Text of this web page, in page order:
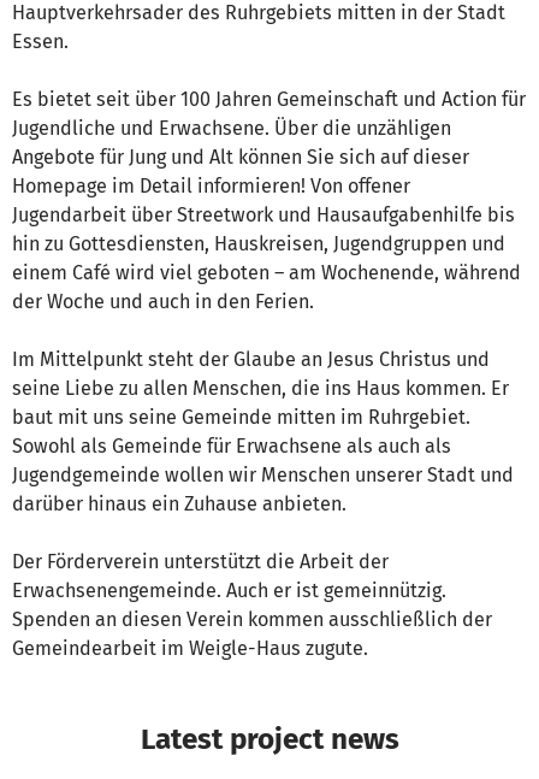
Hauptverkehrsader des Ruhrgebiets mitten in der Stadt
Essen.
Es bietet seit über 100 Jahren Gemeinschaft und Action für
Jugendliche und Erwachsene. Über die unzähligen
Angebote für Jung und Alt können Sie sich auf dieser
Homepage im Detail informieren! Von offener
Jugendarbeit über Streetwork und Hausaufgabenhilfe bis
hin zu Gottesdiensten, Hauskreisen, Jugendgruppen und
einem Café wird viel geboten – am Wochenende, während
der Woche und auch in den Ferien.
Im Mittelpunkt steht der Glaube an Jesus Christus und
seine Liebe zu allen Menschen, die ins Haus kommen. Er
baut mit uns seine Gemeinde mitten im Ruhrgebiet.
Sowohl als Gemeinde für Erwachsene als auch als
Jugendgemeinde wollen wir Menschen unserer Stadt und
darüber hinaus ein Zuhause anbieten.
Der Förderverein unterstützt die Arbeit der
Erwachsenengemeinde. Auch er ist gemeinnützig.
Spenden an diesen Verein kommen ausschließlich der
Gemeindearbeit im Weigle-Haus zugute.
Latest project news